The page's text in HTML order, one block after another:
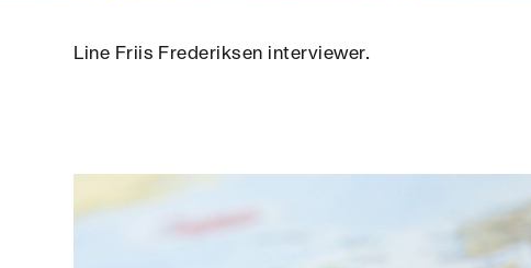
Line Friis Frederiksen interviewer.